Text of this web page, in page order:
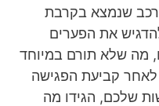
רכב שנמצא בקרבת
את הפערים
מה שלא תורם במיוחד
קביעת הפגישה
שלכם, הגידו מה